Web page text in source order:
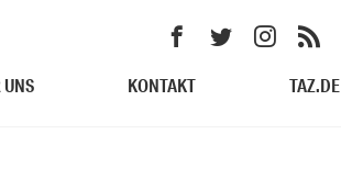
UNS KONTAKT TAZ.DE